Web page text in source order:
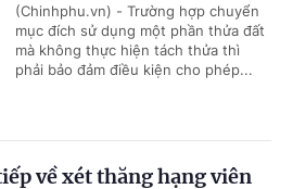
(Chinhphu.vn) - Trường hợp chuyển
mục đích sử dụng một phần thửa đất
mà không thực hiện tách thửa thì
phải bảo đảm điều kiện cho phép...
về xét thăng hạng viên